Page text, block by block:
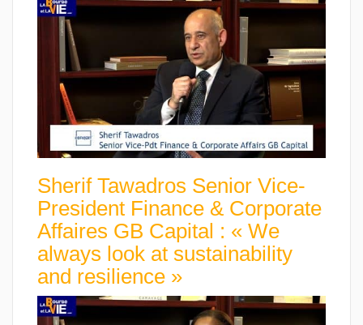
Sherif Tawadros Senior Vice-
President Finance & Corporate
Affaires GB Capital : « We
always look at sustainability
and resilience »